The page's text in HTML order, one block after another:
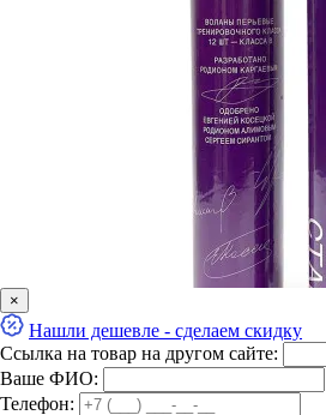
×
Нашли дешевле - сделаем скидку
Ссылка на товар на другом сайте:
Ваше ФИО:
Телефон: